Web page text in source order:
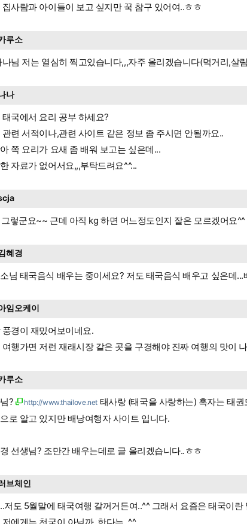
집사람과 아이들이 보고 싶지만 꾹 참구 있어여..ㅎㅎ
루소
나님 저는 열심히 찍고있습니다,,,자주 올리겠습니다(먹거리,살
나
태국에서 요리 공부 하세요?
관련 서적이나,관련 사이트 같은 정보 좀 주시면 안될까요..
쪽 요리가 요새 좀 배워 보고는 싶은데...
자료가 없어서요,,,부탁드려요^^...
렇군요~~ 근데 아직 kg 하면 어느정도인지 잘은 모르겠어요^^
혜경
님 태국음식 배우는 중이세요? 저도 태국음식 배우고 싶은데
임오케이
풍경이 재밌어보이네요.
여행가면 저런 재래시장 같은 곳을 구경해야 진짜 여행의 맛이
루소
? http://www.thailove.net 태사랑 (태국을 사랑하는) 혹자는 태
로 알고 있지만 배낭여행자 사이트 입니다.
선생님? 조만간 배우는데로 글 올리겠습니다..ㅎㅎ
브체인
저도 5월말에 태국여행 갈꺼거든여..^^ 그래서 요즘은 태국이